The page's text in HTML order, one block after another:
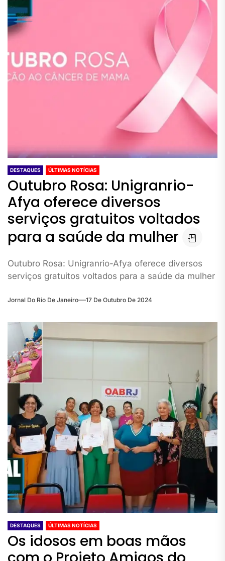
DESTAQUES ÚLTIMAS NOTÍCIAS
Outubro Rosa: Unigranrio-
Afya oferece diversos
serviços gratuitos voltados
para a saúde da mulher
Outubro Rosa: Unigranrio-Afya oferece diversos
serviços gratuitos voltados para a saúde da mulher
Jornal Do Rio De Janeiro 17 De Outubro De 2024
DESTAQUES ÚLTIMAS NOTÍCIAS
Os idosos em boas mãos